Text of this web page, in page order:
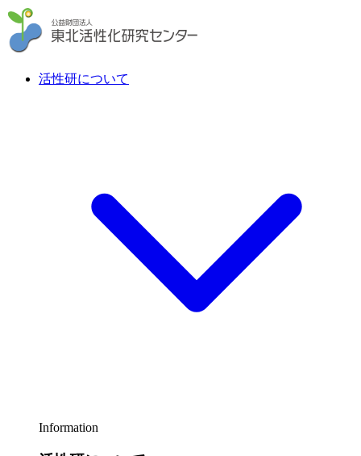
活性研について
Information